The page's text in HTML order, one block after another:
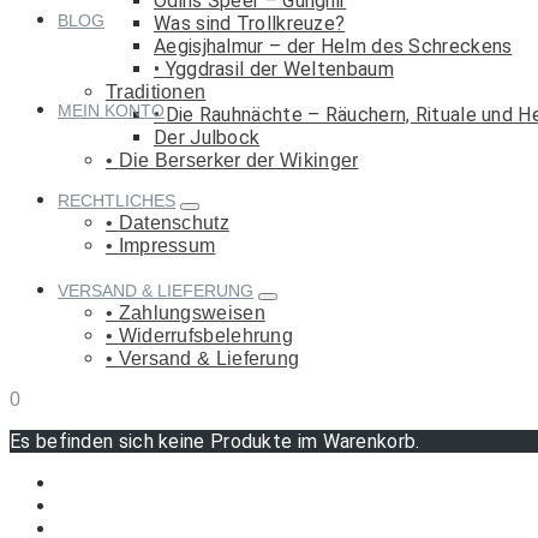
Was sind Trollkreuze?
Aegisjhalmur – der Helm des Schreckens
Yggdrasil der Weltenbaum
Traditionen
Die Rauhnächte – Räuchern, Rituale und
Der Julbock
Die Berserker der Wikinger
BLOG
MEIN KONTO
RECHTLICHES
Datenschutz
Impressum
VERSAND & LIEFERUNG
Zahlungsweisen
Widerrufsbelehrung
Versand & Lieferung
0
Es befinden sich keine Produkte im Warenkorb.